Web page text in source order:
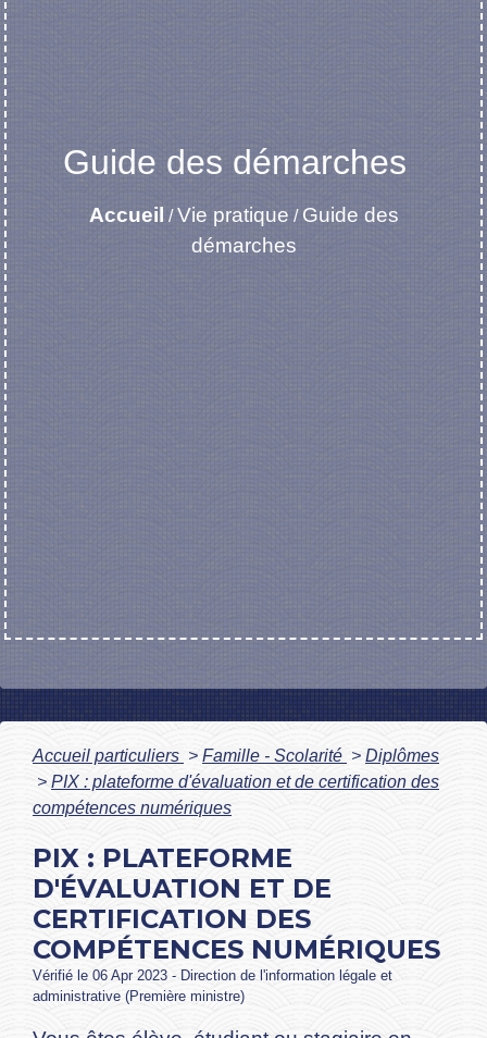
Guide des démarches
Accueil /Vie pratique / Guide des
démarches
Accueil particuliers > Famille - Scolarité > Diplômes
> PIX : plateforme d'évaluation et de certification des
compétences numériques
PIX : PLATEFORME
D'ÉVALUATION ET DE
CERTIFICATION DES
COMPÉTENCES NUMÉRIQUES
Vérifié le 06 Apr 2023 - Direction de l'information légale et
administrative (Première ministre)